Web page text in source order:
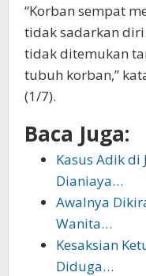
“Korban sempat
tidak sadarkan
tidak ditemukan
tubuh korban,”
(1/7).
Baca Juga:
Kasus Adik
Dianiaya…
Awalnya
Wanita…
Kesaksian
Diduga…